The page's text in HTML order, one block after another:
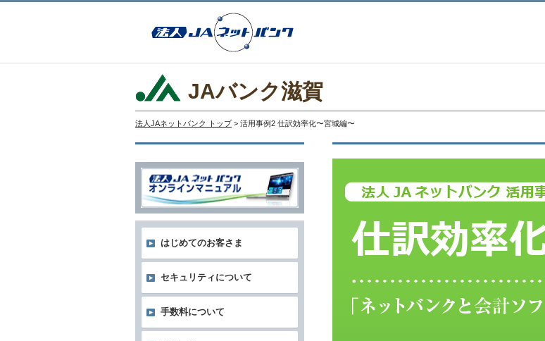
JAバンク滋賀
法人JAネットバンク トップ > 活用事例2 仕訳効率化〜宮城編〜
はじめてのお客さま
セキュリティについて
手数料について